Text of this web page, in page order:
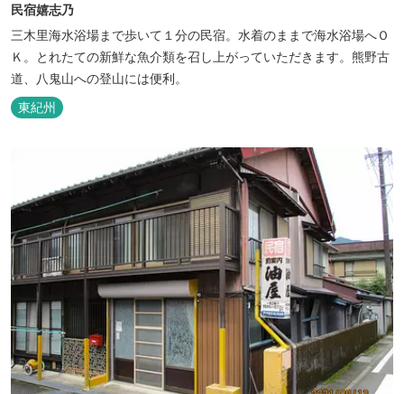
民宿嬉志乃
三木里海水浴場まで歩いて１分の民宿。水着のままで海水浴場へＯ
Ｋ。とれたての新鮮な魚介類を召し上がっていただきます。熊野古
道、八鬼山への登山には便利。
東紀州